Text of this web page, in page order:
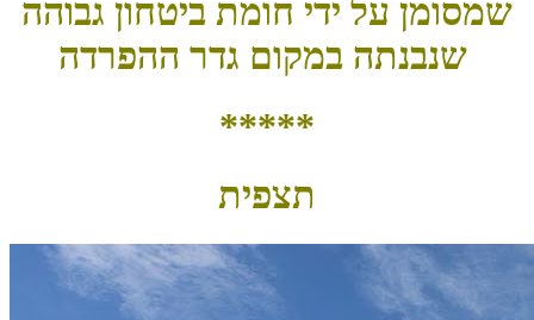
שמסומן על ידי חומת ביטחון גבוהה
שנבנתה במקום גדר ההפרדה
*****
תצפית